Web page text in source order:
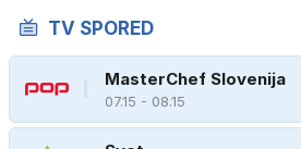
TV SPORED
MasterChef Slovenija
07.15 - 08.15